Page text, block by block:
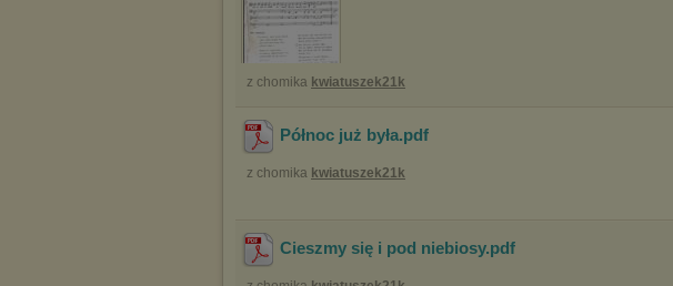
z chomika kwiatuszek21k
Północ już była.pdf
z chomika kwiatuszek21k
Cieszmy się i pod niebiosy.pdf